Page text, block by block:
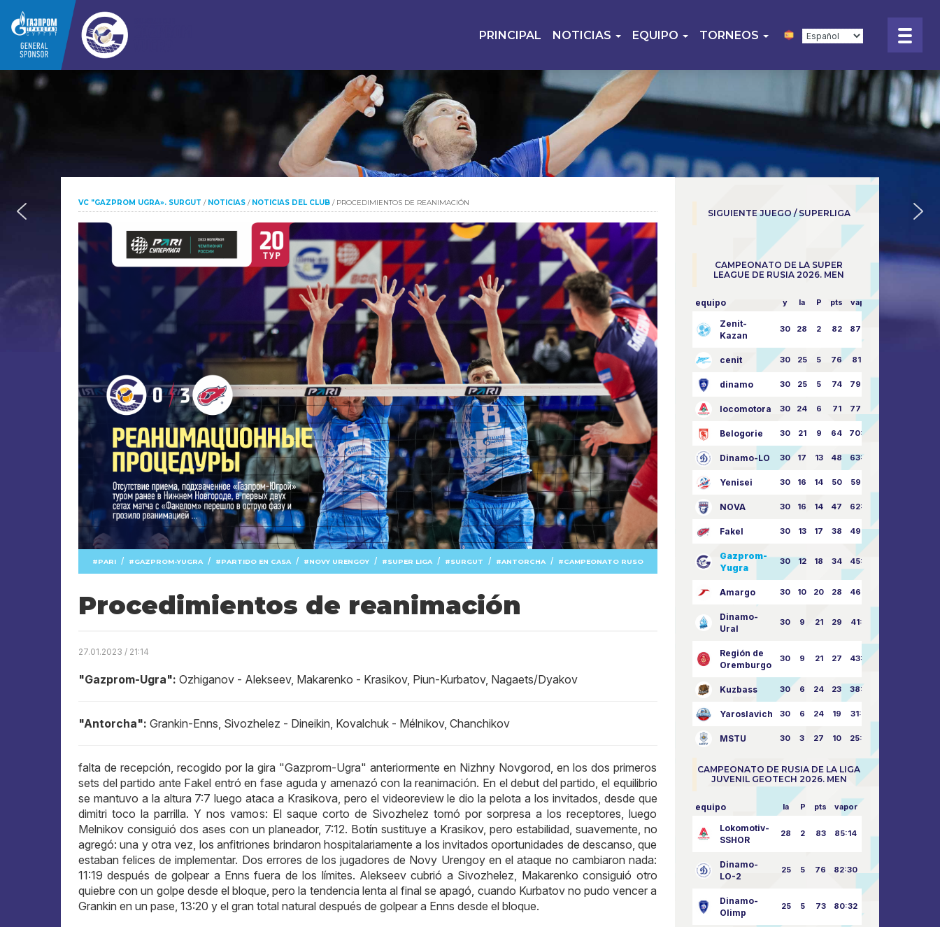
PRINCIPAL NOTICIAS EQUIPO TORNEOS
VC "GAZPROM UGRA». SURGUT / NOTICIAS / NOTICIAS DEL CLUB / PROCEDIMIENTOS DE REANIMACIÓN
PARI / GAZPROM-YUGRA / PARTIDO EN CASA / NOVY URENGOY / SUPER LIGA / SURGUT / ANTORCHA / CAMPEONATO RUSO
Procedimientos de reanimación
27.01.2023 / 21:14
"Gazprom-Ugra": Ozhiganov - Alekseev, Makarenko - Krasikov, Piun-Kurbatov, Nagaets/Dyakov
"Antorcha": Grankin-Enns, Sivozhelez - Dineikin, Kovalchuk - Mélnikov, Chanchikov
falta de recepción, recogido por la gira "Gazprom-Ugra" anteriormente en Nizhny Novgorod, en los dos primeros
sets del partido ante Fakel entró en fase aguda y amenazó con la reanimación. En el debut del partido, el equilibrio
se mantuvo a la altura 7:7 luego ataca a Krasikova, pero el videoreview le dio la pelota a los invitados, desde que
dimitri toco la parrilla. Y nos vamos: El saque corto de Sivozhelez tomó por sorpresa a los receptores, luego
Melnikov consiguió dos ases con un planeador, 7:12. Botín sustituye a Krasikov, pero estabilidad, suavemente, no
agregó: una y otra vez, los anfitriones brindaron hospitalariamente a los invitados oportunidades de descanso, que
estaban felices de implementar. Dos errores de los jugadores de Novy Urengoy en el ataque no cambiaron nada:
11:19 después de golpear a Enns fuera de los límites. Alekseev cubrió a Sivozhelez, Makarenko consiguió otro
quiebre con un golpe desde el bloque, pero la tendencia lenta al final se apagó, cuando Kurbatov no pudo vencer a
Grankin en un pase, 13:20 y el gran total natural después de golpear a Enns desde el bloque.
SIGUIENTE JUEGO / SUPERLIGA
CAMPEONATO DE LA SUPER
LEAGUE DE RUSIA 2026. MEN
equipo y la P pts vapor
Zenit-
Kazan
30 28 2 82 87:24
cenit 30 25 5 76 81:21
dinamo 30 25 5 74 79:26
locomotora 30 24 6 71 77:33
Belogorie 30 21 9 64 70:40
Dinamo-LO 30 17 13 48 63:57
Yenisei 30 16 14 50 59:53
NOVA 30 16 14 47 62:58
Fakel 30 13 17 38 49:62
Gazprom-
Yugra
30 12 18 34 45:63
Amargo 30 10 20 28 46:73
Dinamo-
Ural
30 9 21 29 41:70
Región de
Oremburgo
30 9 21 27 43:73
Kuzbass 30 6 24 23 38:76
Yaroslavich 30 6 24 19 31:80
MSTU 30 3 27 10 25:87
CAMPEONATO DE RUSIA DE LA LIGA
JUVENIL GEOTECH 2026. MEN
equipo la P pts vapor
Lokomotiv-
SSHOR
28 2 83 85:14
Dinamo-
LO-2
25 5 76 82:30
Dinamo-
Olimp
25 5 73 80:32